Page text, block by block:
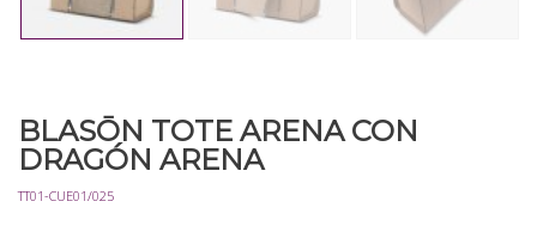
BLASŌN TOTE ARENA CON
DRAGÓN ARENA
TT01-CUE01/025